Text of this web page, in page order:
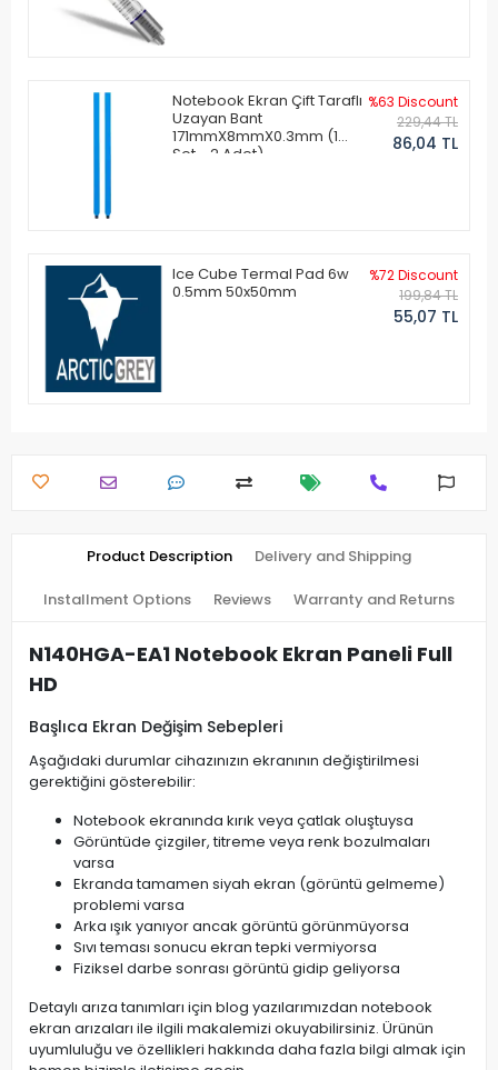
Notebook Ekran Çift Taraflı
Uzayan Bant
171mmX8mmX0.3mm (1
Set - 2 Adet)
%63 Discount
229,44 TL
86,04 TL
Ice Cube Termal Pad 6w
0.5mm 50x50mm
%72 Discount
199,84 TL
55,07 TL
Product Description Delivery and Shipping
Installment Options Reviews Warranty and Returns
N140HGA-EA1 Notebook Ekran Paneli Full
HD
Başlıca Ekran Değişim Sebepleri
Aşağıdaki durumlar cihazınızın ekranının değiştirilmesi
gerektiğini gösterebilir:
Notebook ekranında kırık veya çatlak oluştuysa
Görüntüde çizgiler, titreme veya renk bozulmaları
varsa
Ekranda tamamen siyah ekran (görüntü gelmeme)
problemi varsa
Arka ışık yanıyor ancak görüntü görünmüyorsa
Sıvı teması sonucu ekran tepki vermiyorsa
Fiziksel darbe sonrası görüntü gidip geliyorsa
Detaylı arıza tanımları için blog yazılarımızdan notebook
ekran arızaları ile ilgili makalemizi okuyabilirsiniz. Ürünün
uyumluluğu ve özellikleri hakkında daha fazla bilgi almak için